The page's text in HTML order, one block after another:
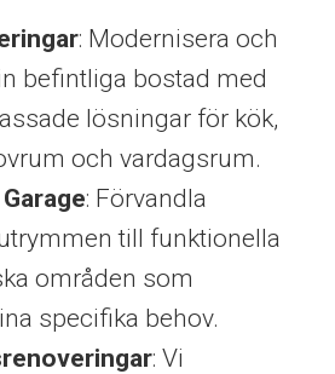
: Modernisera och
befintliga bostad med
lösningar för kök,
och vardagsrum.
: Förvandla
till funktionella
områden som
specifika behov.
: Vi